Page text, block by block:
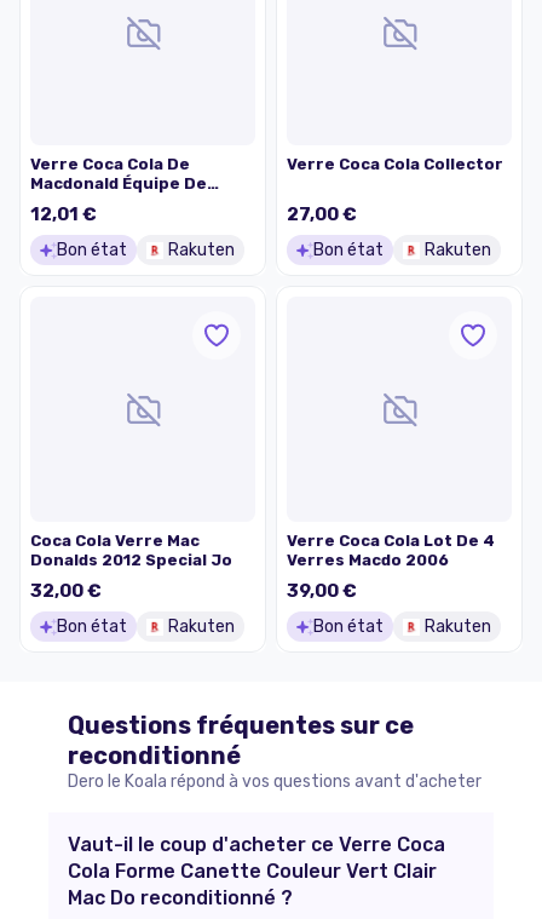
Verre Coca Cola De
Macdonald Équipe De
France De Foot 1998 Avec
Thuram Lilian, Desailly Et
Pirès
12,01 €
Bon état Rakuten
Verre Coca Cola Collector
27,00 €
Bon état Rakuten
Coca Cola Verre Mac
Donalds 2012 Special Jo
32,00 €
Bon état Rakuten
Verre Coca Cola Lot De 4
Verres Macdo 2006
39,00 €
Bon état Rakuten
Questions fréquentes sur ce
reconditionné
Dero le Koala répond à vos questions avant d'acheter
Vaut-il le coup d'acheter ce Verre Coca
Cola Forme Canette Couleur Vert Clair
Mac Do reconditionné ?